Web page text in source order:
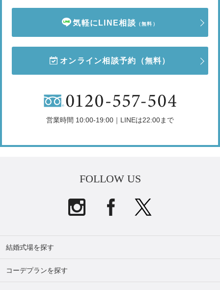
気軽にLINE相談 （無料）
オンライン相談予約 （無料）
営業時間 10:00-19:00｜LINEは22:00まで
FOLLOW US
結婚式場を探す
コーデプランを探す